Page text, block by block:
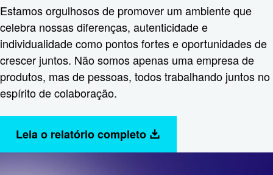
Estamos orgulhosos de promover um ambiente que
celebra nossas diferenças, autenticidade e
individualidade como pontos fortes e oportunidades de
crescer juntos. Não somos apenas uma empresa de
produtos, mas de pessoas, todos trabalhando juntos no
espírito de colaboração.
Leia o relatório completo